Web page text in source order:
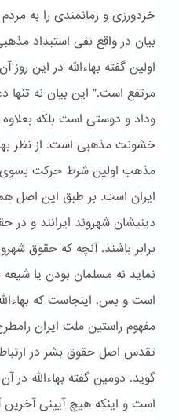
خردورزی و زمانمندی را به
بیان در واقع نفی استبداد
اولین گفته بهاءالله در این
مرتفع است." این بیان نه
وداد و دوستی است بلکه
خشونت مذهبی است. از نظر
مذهب اولین شرط حرکت بسوی
ایران است. بر طبق این اصل
دینیشان شهروند ایرانند و در
برابر باشند. آنچه که حقوق
نماید نه مسلمان بودن یا شیعه
است و بس. اینجاست که
مفهوم راستین ملت ایران
تقدس اصل حقوق بشر در
گوید. دومین گفته بهاءالله در
است و اینکه هیچ آیینی آخرین